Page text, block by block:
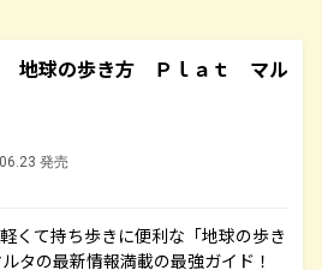
地球の歩き方 Ｐｌａｔ マル
発売
くて持ち歩きに便利な「地球の歩き
タの最新情報満載の最強ガイド！